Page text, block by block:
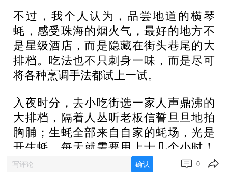
不过，我个人认为，品尝地道的横琴
蚝，感受珠海的烟火气，最好的地方不
是星级酒店，而是隐藏在街头巷尾的大
排档。吃法也不只刺身一味，而是尽可
将各种烹调手法都试上一试。
入夜时分，去小吃街选一家人声鼎沸的
大排档，隔着人丛听老板信誓旦旦地拍
胸脯；生蚝全部来自自家的蚝场，光是
开生蚝，每天就需要用上十几个小时！
甲鱼、生鱼、鳗鱼、老鸡也是当天采购
确认 0